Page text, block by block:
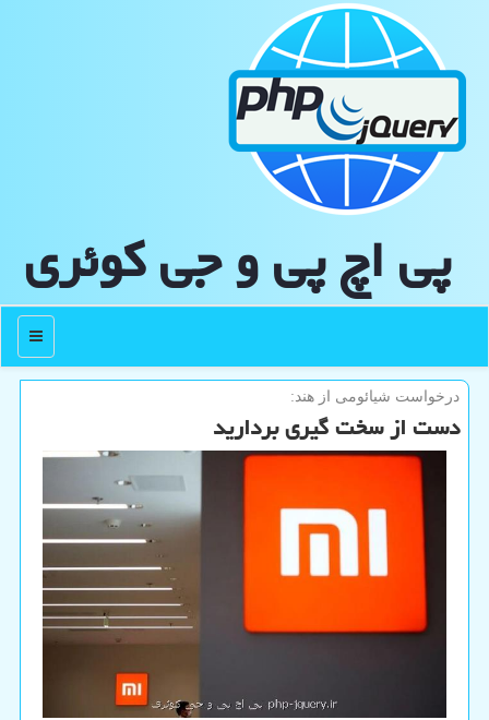
پی اچ پی و جی كوئری
منو
درخواست شیائومی از هند:
دست از سخت گیری بردارید